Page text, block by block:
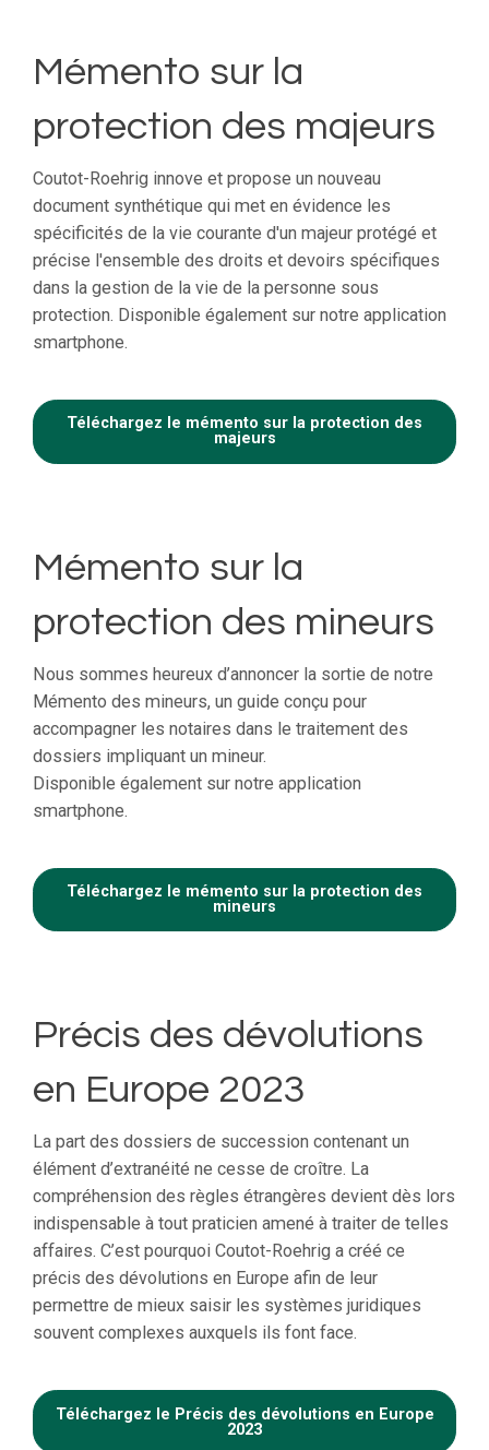
Mémento sur la
protection des majeurs
Coutot-Roehrig innove et propose un nouveau
document synthétique qui met en évidence les
spécificités de la vie courante d'un majeur protégé et
précise l'ensemble des droits et devoirs spécifiques
dans la gestion de la vie de la personne sous
protection. Disponible également sur notre application
smartphone.
Téléchargez le mémento sur la protection des
majeurs
Mémento sur la
protection des mineurs
Nous sommes heureux d’annoncer la sortie de notre
Mémento des mineurs, un guide conçu pour
accompagner les notaires dans le traitement des
dossiers impliquant un mineur.
Disponible également sur notre application
smartphone.
Téléchargez le mémento sur la protection des
mineurs
Précis des dévolutions
en Europe 2023
La part des dossiers de succession contenant un
élément d’extranéité ne cesse de croître. La
compréhension des règles étrangères devient dès lors
indispensable à tout praticien amené à traiter de telles
affaires. C’est pourquoi Coutot-Roehrig a créé ce
précis des dévolutions en Europe afin de leur
permettre de mieux saisir les systèmes juridiques
souvent complexes auxquels ils font face.
Téléchargez le Précis des dévolutions en Europe
2023